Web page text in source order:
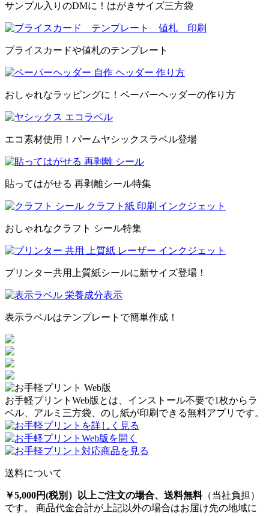
サンプル入りのDMに！はがきサイズ三方袋
プライスカードや値札のテンプレート
おしゃれなラッピングに！ペーパーヘッダーの作り方
エコ素材使用！パームヤシックスラベル登場
貼ってはがせる 再剥離シール特集
おしゃれなクラフト シール特集
プリンター共用上質紙シールに新サイズ登場！
表示ラベルはテンプレートで簡単作成！
お手軽プリントWeb版とは、インストール不要で1枚からラ
ベル、アルミ三方袋、のし紙が印刷できる無料アプリです。
送料について
￥5,000円(税別）以上ご注文の場合、送料無料（当社負担）
です。 商品代金合計が上記以外の場合はお届け先の地域に